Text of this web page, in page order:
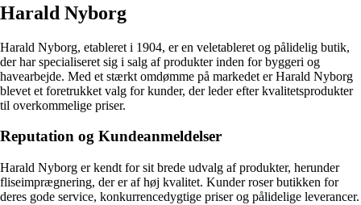
Harald Nyborg
Harald Nyborg, etableret i 1904, er en veletableret og pålidelig butik,
der har specialiseret sig i salg af produkter inden for byggeri og
havearbejde. Med et stærkt omdømme på markedet er Harald Nyborg
blevet et foretrukket valg for kunder, der leder efter kvalitetsprodukter
til overkommelige priser.
Reputation og Kundeanmeldelser
Harald Nyborg er kendt for sit brede udvalg af produkter, herunder
fliseimprægnering, der er af høj kvalitet. Kunder roser butikken for
deres gode service, konkurrencedygtige priser og pålidelige leverancer.